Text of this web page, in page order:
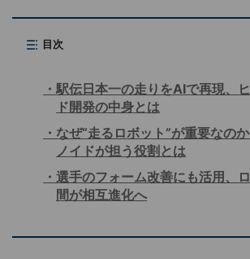
目次
駅伝日本一の走りをAIで再現、
ド開発の中身とは
なぜ“走るロボット”が重要なの
ノイドが担う役割とは
選手のフォーム改善にも活用、
間が相互進化へ